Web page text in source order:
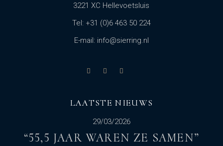
3221 XC Hellevoetsluis
Tel: +31 (0)6 463 50 224
E-mail: info@sierring.nl
LAATSTE NIEUWS
29/03/2026
“55,5 JAAR WAREN ZE SAMEN”